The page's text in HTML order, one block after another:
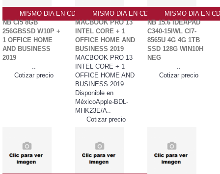
MISMO DIA EN CDMX
NB CI5 8GB
256GBSSD W10P +
1 OFFICE HOME
AND BUSINESS
2019
..
Cotizar precio
MISMO DIA EN CDMX
MACBOOK PRO 13
INTEL CORE + 1
OFFICE HOME AND
BUSINESS 2019
MACBOOK PRO 13
INTEL CORE + 1
OFFICE HOME AND
BUSINESS 2019
Disponible en
MéxicoApple-BDL-
MHK23E/A..
Cotizar precio
MISMO DIA EN
NB 15.6 IDEAPAD
C340-15IWL CI7-
8565U 4G 4G 1TB
SSD 128G WIN10H
NEG
..
Cotizar precio